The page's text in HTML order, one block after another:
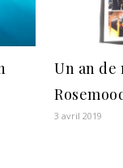
Un an de
3 avril 2019